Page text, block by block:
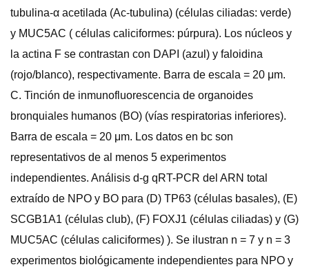
tubulina-α acetilada (Ac-tubulina) (células ciliadas: verde)
y MUC5AC ( células caliciformes: púrpura). Los núcleos y
la actina F se contrastan con DAPI (azul) y faloidina
(rojo/blanco), respectivamente. Barra de escala = 20 μm.
C. Tinción de inmunofluorescencia de organoides
bronquiales humanos (BO) (vías respiratorias inferiores).
Barra de escala = 20 μm. Los datos en bc son
representativos de al menos 5 experimentos
independientes. Análisis d-g qRT-PCR del ARN total
extraído de NPO y BO para (D) TP63 (células basales), (E)
SCGB1A1 (células club), (F) FOXJ1 (células ciliadas) y (G)
MUC5AC (células caliciformes) ). Se ilustran n = 7 y n = 3
experimentos biológicamente independientes para NPO y